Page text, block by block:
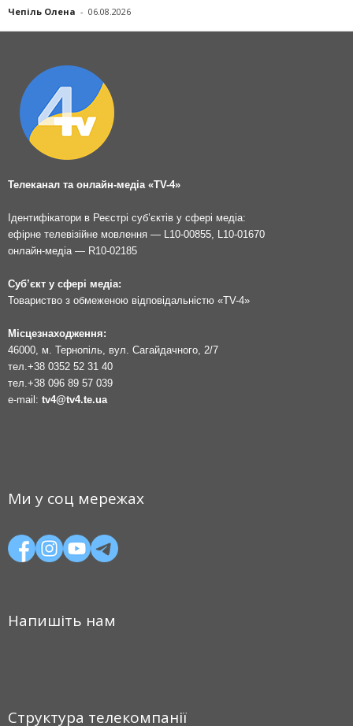
Чепіль Олена - 06.08.2026
Телеканал та онлайн-медіа «TV-4»
Ідентифікатори в Реєстрі суб’єктів у сфері медіа:
ефірне телевізійне мовлення — L10-00855, L10-01670
онлайн-медіа — R10-02185
Суб’єкт у сфері медіа:
Товариство з обмеженою відповідальністю «TV-4»
Місцезнаходження:
46000, м. Тернопіль, вул. Сагайдачного, 2/7
тел. +38 0352 52 31 40
тел. +38 096 89 57 039
e-mail: tv4@tv4.te.ua
Ми у соц мережах
Напишіть нам
Структура телекомпанії